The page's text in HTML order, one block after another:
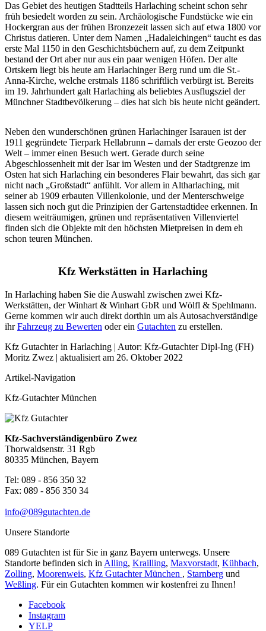
Das Gebiet des heutigen Stadtteils Harlaching scheint schon sehr
früh besiedelt worden zu sein. Archäologische Fundstücke wie ein
Hockergran aus der frühen Bronzezeit lassen sich auf etwa 1800 vor
Christus datieren. Unter dem Namen „Hadaleichingen“ taucht es das
erste Mal 1150 in den Geschichtsbüchern auf, zu dem Zeitpunkt
bestand der Ort aber nur aus ein paar wenigen Höfen. Der alte
Ortskern liegt bis heute am Harlachinger Berg rund um die St.-
Anna-Kirche, welche erstmals 1186 schriftlich verbürgt ist. Bereits
im 19. Jahrhundert galt Harlaching als beliebtes Ausflugsziel der
Münchner Stadtbevölkerung – dies hat sich bis heute nicht geändert.
Neben den wunderschönen grünen Harlachinger Isarauen ist der
1911 gegründete Tierpark Hellabrunn – damals der erste Geozoo der
Welt – immer einen Besuch wert. Gerade durch seine
Abgeschlossenheit mit der Isar im Westen und der Stadtgrenze im
Osten hat sich Harlaching ein besonderes Flair bewahrt, das sich gar
nicht nach „Großstadt“ anfühlt. Vor allem in Altharlaching, mit
seiner ab 1909 erbauten Villenkolonie, und der Menterschweige
lassen sich noch gut die Prinzipien der Gartenstadtidee erkennen. In
diesem weiträumigen, grünen und repräsentativen Villenviertel
finden sich die Objekte mit den höchsten Mietpreisen in dem eh
schon teuren München.
Kfz Werkstätten in Harlaching
In Harlaching haben Sie die Auswahl zwischen zwei Kfz-
Werkstätten, der Winhart & Winhart GbR und Wölfl & Spehlmann.
Gerne kommen wir auch direkt dorthin um als Autosachverständige
ihrFahrzeug zu Bewerten oder ein Gutachten zu erstellen.
Kfz Gutachter in Harlaching | Autor: Kfz-Gutachter Dipl-Ing (FH)
Moritz Zwez | aktualisiert am 26. Oktober 2022
Artikel-Navigation
Kfz-Gutachter München
Kfz-Sachverständigenbüro Zwez
Thorwaldsenstr. 31 Rgb
80335 München, Bayern
Tel: 089 - 856 350 32
Fax: 089 - 856 350 34
info@089gutachten.de
Unsere Standorte
089 Gutachten ist für Sie in ganz Bayern unterwegs. Unsere
Standorte befinden sich in Alling, Krailling, Maxvorstadt, Kühbach,
Zolling, Moorenweis, Kfz Gutachter München , Starnberg und
Weßling. Für ein Gutachten kommen wir kostenfrei zu Ihnen!
Facebook
Instagram
YELP